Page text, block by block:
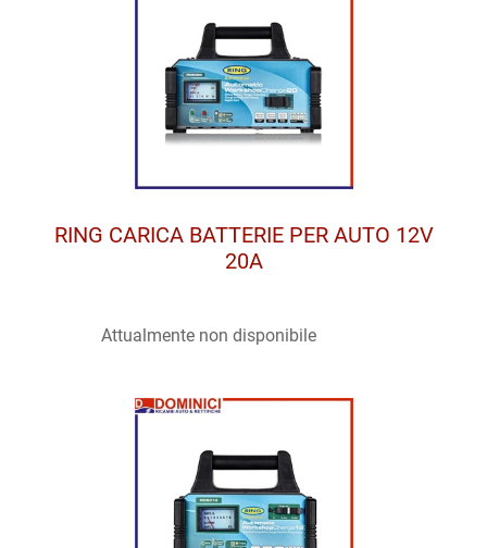
RING CARICA BATTERIE PER AUTO 12V
20A
Attualmente non disponibile